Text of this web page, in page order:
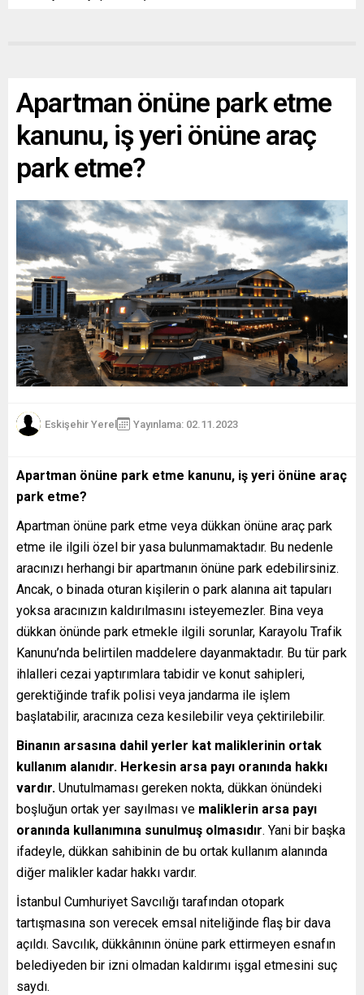
Apartman önüne park etme
kanunu, iş yeri önüne araç
park etme?
Eskişehir Yerel Yayınlama: 02.11.2023
Apartman önüne park etme kanunu, iş yeri önüne araç
park etme?
Apartman önüne park etme veya dükkan önüne araç park
etme ile ilgili özel bir yasa bulunmamaktadır. Bu nedenle
aracınızı herhangi bir apartmanın önüne park edebilirsiniz.
Ancak, o binada oturan kişilerin o park alanına ait tapuları
yoksa aracınızın kaldırılmasını isteyemezler. Bina veya
dükkan önünde park etmekle ilgili sorunlar, Karayolu Trafik
Kanunu’nda belirtilen maddelere dayanmaktadır. Bu tür park
ihlalleri cezai yaptırımlara tabidir ve konut sahipleri,
gerektiğinde trafik polisi veya jandarma ile işlem
başlatabilir, aracınıza ceza kesilebilir veya çektirilebilir.
Binanın arsasına dahil yerler kat maliklerinin ortak
kullanım alanıdır. Herkesin arsa payı oranında hakkı
vardır. Unutulmaması gereken nokta, dükkan önündeki
boşluğun ortak yer sayılması ve maliklerin arsa payı
oranında kullanımına sunulmuş olmasıdır. Yani bir başka
ifadeyle, dükkan sahibinin de bu ortak kullanım alanında
diğer malikler kadar hakkı vardır.
İstanbul Cumhuriyet Savcılığı tarafından otopark
tartışmasına son verecek emsal niteliğinde flaş bir dava
açıldı. Savcılık, dükkânının önüne park ettirmeyen esnafın
belediyeden bir izni olmadan kaldırımı işgal etmesini suç
saydı.